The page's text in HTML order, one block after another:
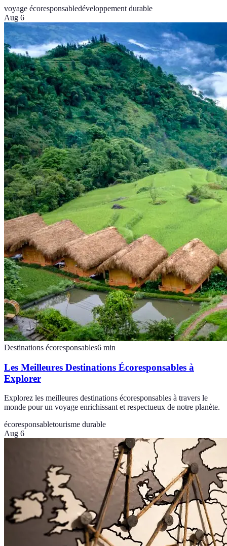
voyage écoresponsabledéveloppement durable
Aug 6
Destinations écoresponsables6 min
Les Meilleures Destinations Écoresponsables à
Explorer
Explorez les meilleures destinations écoresponsables à travers le
monde pour un voyage enrichissant et respectueux de notre planète.
écoresponsabletourisme durable
Aug 6